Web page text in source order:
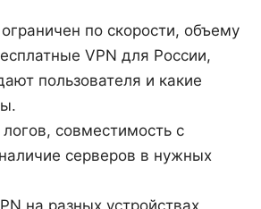
по скорости, объему
VPN для России,
пользователя и какие
совместимость с
серверов в нужных
на разных устройствах,